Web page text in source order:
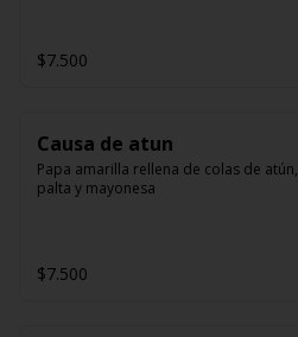
$7.500
Causa de atun
Papa amarilla rellena de colas de atún,
palta y mayonesa
$7.500